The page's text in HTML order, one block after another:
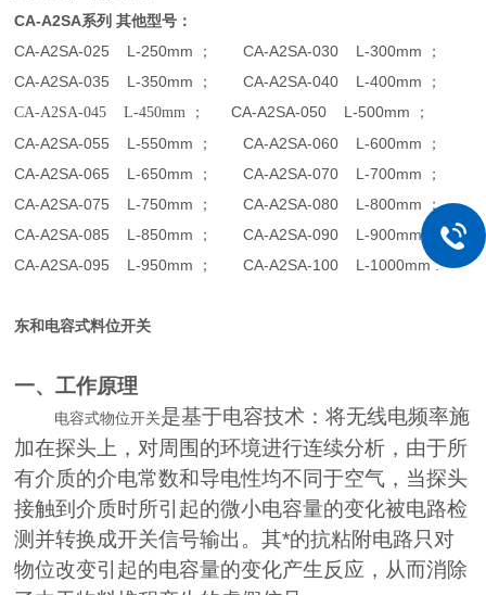
CA-A2SA系列 其他型号：
CA-A2SA-025 L-250mm
； CA-A2SA-030 L-300mm ；
CA-A2SA-035 L-350mm
； CA-A2SA-040 L-400mm ；
CA-A2SA-045 L-450mm ；
CA-A2SA-050 L-500mm ；
CA-A2SA-055 L-550mm
； CA-A2SA-060 L-600mm ；
CA-A2SA-065 L-650mm
； CA-A2SA-070 L-700mm ；
CA-A2SA-075 L-750mm
； CA-A2SA-080 L-800mm ；
CA-A2SA-085 L-850mm
； CA-A2SA-090 L-900mm ；
CA-A2SA-095 L-950mm
； CA-A2SA-100 L-1000mm .
东和电容式料位开关
一、工作原理
电容式物位开关是基于电容技术：将无线电频率施
加在探头上，对周围的环境进行连续分析，由于所
有介质的介电常数和导电性均不同于空气，当探头
接触到介质时所引起的微小电容量的变化被电路检
测并转换成开关信号输出。其*的抗粘附电路只对
物位改变引起的电容量的变化产生反应，从而消除